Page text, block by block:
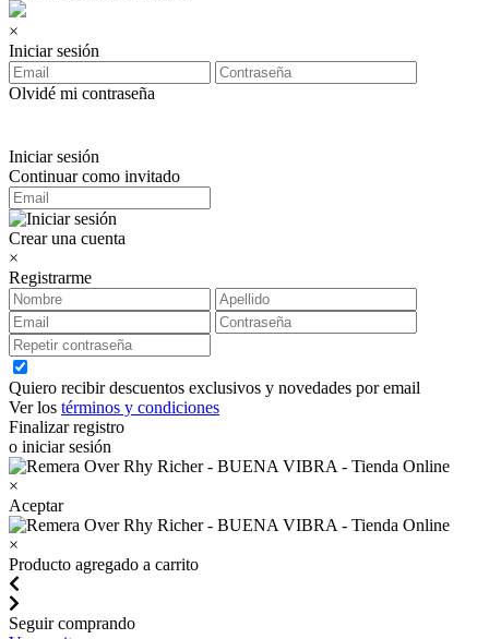
×
Iniciar sesión
Olvidé mi contraseña
Iniciar sesión
Continuar como invitado
Crear una cuenta
×
Registrarme
Quiero recibir descuentos exclusivos y novedades por email
Ver los términos y condiciones
Finalizar registro
o iniciar sesión
×
Aceptar
×
Producto agregado a carrito
Seguir comprando